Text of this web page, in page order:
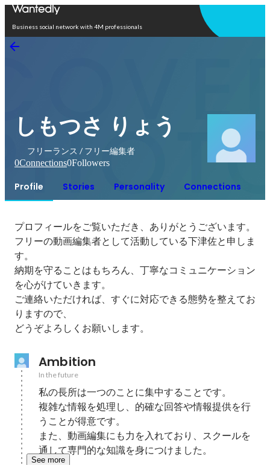
Business social network with 4M professionals
しもつさ りょう
フリーランス / フリー編集者
0Connections0Followers
Profile Stories Personality Connections
プロフィールをご覧いただき、ありがとうございます。
フリーの動画編集者として活動している下津佐と申しま
す。
納期を守ることはもちろん、丁寧なコミュニケーション
を心がけていきます。
ご連絡いただければ、すぐに対応できる態勢を整えてお
りますので、
どうぞよろしくお願いします。
Ambition
In the future
私の長所は一つのことに集中することです。
複雑な情報を処理し、的確な回答や情報提供を行
うことが得意です。
また、動画編集にも力を入れており、スクールを
通して専門的な知識を身につけました。
See more